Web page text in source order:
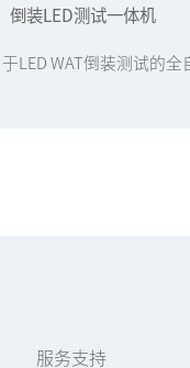
倒装LED测试一体机
服务支持